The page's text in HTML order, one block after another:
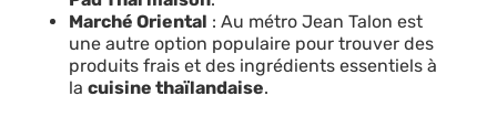
Marché Oriental : Au métro Jean Talon est
une autre option populaire pour trouver des
produits frais et des ingrédients essentiels à
lacuisine thaïlandaise.